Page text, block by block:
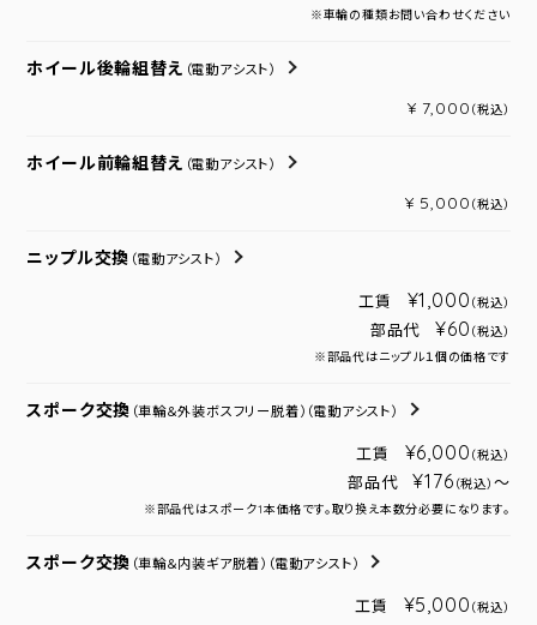
※車輪の種類お問い合わせください
ホイール後輪組替え （電動アシスト）
¥ 7,000 （税込）
ホイール前輪組替え （電動アシスト）
¥ 5,000 （税込）
ニップル交換 （電動アシスト）
工賃 ¥1,000 （税込）
部品代 ¥60 （税込）
※部品代はニップル１個の価格です
スポーク交換 （車輪＆外装ボスフリー脱着） （電動アシスト）
工賃 ¥6,000 （税込）
部品代 ¥176 （税込） ～
※部品代はスポーク1本価格です。取り換え本数分必要になります。
スポーク交換 （車輪＆内装ギア脱着） （電動アシスト）
工賃 ¥5,000 （税込）